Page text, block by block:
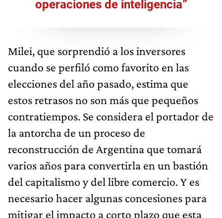
operaciones de inteligencia”
Milei, que sorprendió a los inversores
cuando se perfiló como favorito en las
elecciones del año pasado, estima que
estos retrasos no son más que pequeños
contratiempos. Se considera el portador de
la antorcha de un proceso de
reconstrucción de Argentina que tomará
varios años para convertirla en un bastión
del capitalismo y del libre comercio. Y es
necesario hacer algunas concesiones para
mitigar el impacto a corto plazo que esta